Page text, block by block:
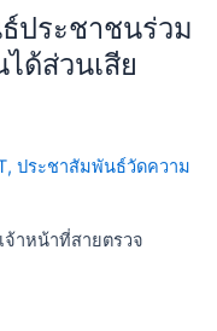
ประชาชนร่วม
ด้ส่วนเสีย
, ประชาสัมพันธ์วัดความ
จ้าหน้าที่สายตรวจ